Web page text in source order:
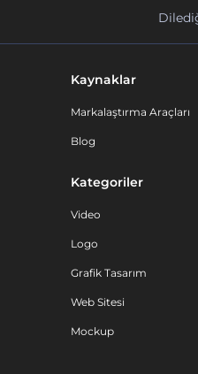
Kaynaklar
Markalaştırma Araçları
Blog
Kategoriler
Video
Logo
Grafik Tasarım
Web Sitesi
Mockup